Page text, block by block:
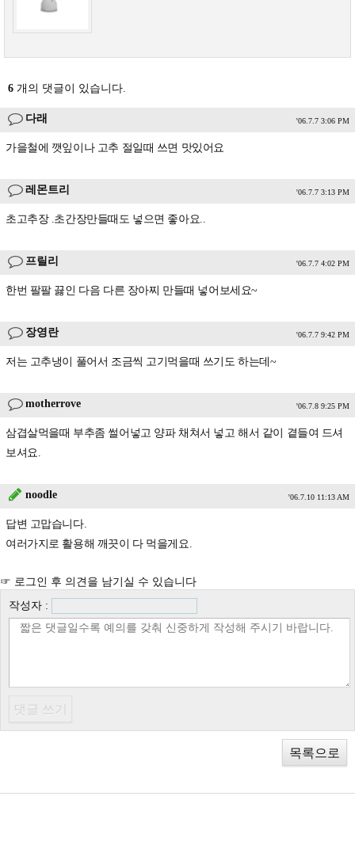
6 개의 댓글이 있습니다.
다래 '06.7.7 3:06 PM
가을철에 깻잎이나 고추 절일때 쓰면 맛있어요
레몬트리 '06.7.7 3:13 PM
초고추장 .초간장만들때도 넣으면 좋아요..
프릴리 '06.7.7 4:02 PM
한번 팔팔 끓인 다음 다른 장아찌 만들때 넣어보세요~
장영란 '06.7.7 9:42 PM
저는 고추냉이 풀어서 조금씩 고기먹을때 쓰기도 하는데~
motherrove '06.7.8 9:25 PM
삼겹살먹을때 부추좀 썰어넣고 양파 채쳐서 넣고 해서 같이 곁들여 드셔
보셔요.
noodle '06.7.10 11:13 AM
답변 고맙습니다.
여러가지로 활용해 깨끗이 다 먹을게요.
☞ 로그인 후 의견을 남기실 수 있습니다
작성자 :
목록으로